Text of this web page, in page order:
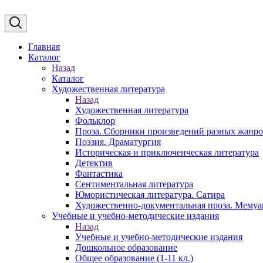
Главная
Каталог
Назад
Каталог
Художественная литература
Назад
Художественная литература
Фольклор
Проза. Сборники произведений разных
Поэзия. Драматургия
Историческая и приключенческая литература
Детектив
Фантастика
Сентиментальная литература
Юмористическая литература. Сатира
Художественно-документальная проза.
Учебные и учебно-методические издания
Назад
Учебные и учебно-методические издания
Дошкольное образование
Общее образование (1-11 кл.)